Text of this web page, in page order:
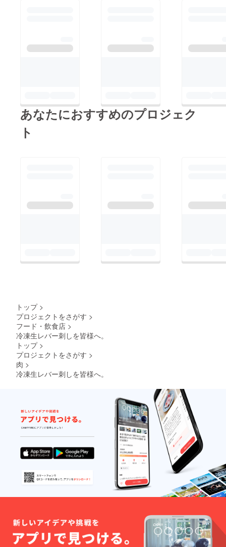
あなたにおすすめのプロジェク
ト
トップ >
プロジェクトをさがす >
フード・飲食店 >
冷凍生レバー刺しを皆様へ。
トップ >
プロジェクトをさがす >
肉 >
冷凍生レバー刺しを皆様へ。